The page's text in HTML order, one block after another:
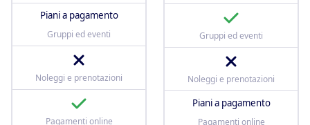
Piani a pagamento
Gruppi ed eventi
Noleggi e prenotazioni
Pagamenti online
Gruppi ed eventi
Noleggi e prenotazioni
Piani a pagamento
Pagamenti online